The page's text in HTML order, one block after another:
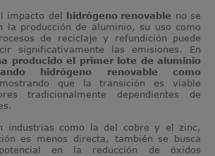
impacto del hidrógeno renovable no se
la producción de aluminio, su uso como
de reciclaje y refundición puede
significativamente las emisiones. En
producido el primer lote de aluminio
hidrógeno renovable como
que la transición es viable
tradicionalmente dependientes de
industrias como la del cobre y el zinc,
es menos directa, también se busca
en la reducción de óxidos